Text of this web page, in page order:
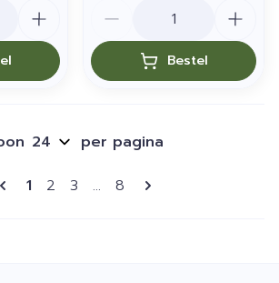
Bestel
Pagina's
U lees momenteel pagina
1 Pagina
2 Pagina
3 ... Pagina
8
per pagina